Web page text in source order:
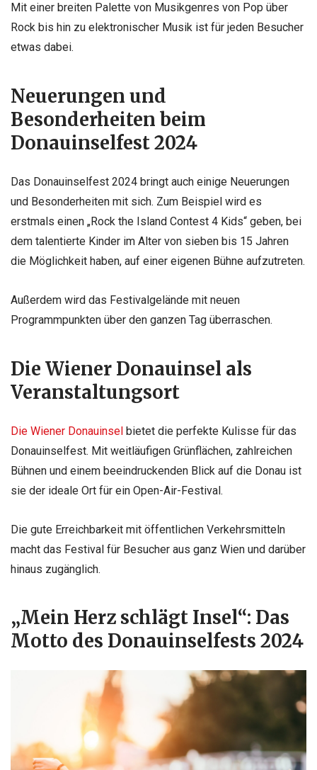
Mit einer breiten Palette von Musikgenres von Pop über
Rock bis hin zu elektronischer Musik ist für jeden Besucher
etwas dabei.
Neuerungen und
Besonderheiten beim
Donauinselfest 2024
Das Donauinselfest 2024 bringt auch einige Neuerungen
und Besonderheiten mit sich. Zum Beispiel wird es
erstmals einen „Rock the Island Contest 4 Kids“ geben, bei
dem talentierte Kinder im Alter von sieben bis 15 Jahren
die Möglichkeit haben, auf einer eigenen Bühne aufzutreten.
Außerdem wird das Festivalgelände mit neuen
Programmpunkten über den ganzen Tag überraschen.
Die Wiener Donauinsel als
Veranstaltungsort
Die Wiener Donauinsel bietet die perfekte Kulisse für das
Donauinselfest. Mit weitläufigen Grünflächen, zahlreichen
Bühnen und einem beeindruckenden Blick auf die Donau ist
sie der ideale Ort für ein Open-Air-Festival.
Die gute Erreichbarkeit mit öffentlichen Verkehrsmitteln
macht das Festival für Besucher aus ganz Wien und darüber
hinaus zugänglich.
„Mein Herz schlägt Insel“: Das
Motto des Donauinselfests 2024